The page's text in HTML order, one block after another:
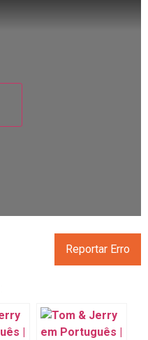
Reportar Erro